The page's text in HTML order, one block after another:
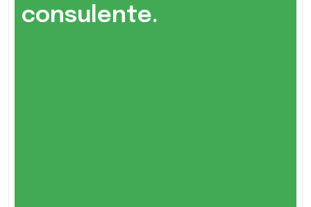
consulente.​